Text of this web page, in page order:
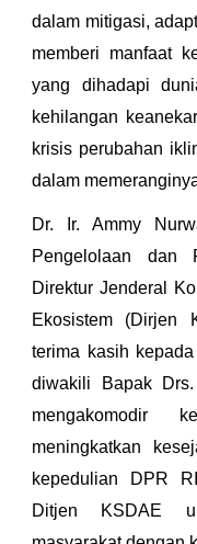
dalam mitigasi,
memberi manfaat
yang dihadapi
kehilangan
krisis perubahan
dalam
Dr. Ir. Ammy
Pengelolaan dan
Direktur Jenderal
Ekosistem (Dirjen
terima kasih
diwakili Bapak
mengakomodir
meningkatkan
kepedulian DPR
Ditjen KSDAE